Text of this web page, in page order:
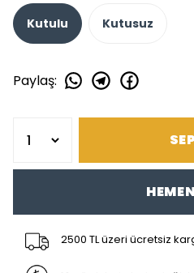
Kutulu Kutusuz
Paylaş:
2500 TL üzeri ücretsiz